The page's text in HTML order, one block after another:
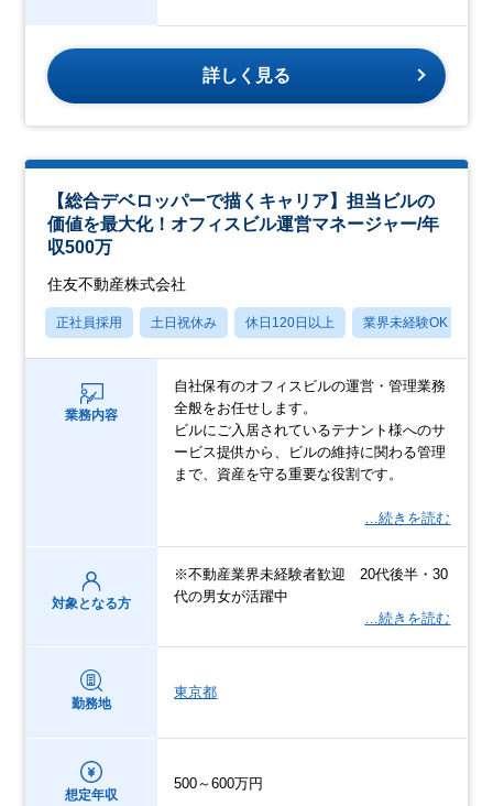
詳しく見る
【総合デベロッパーで描くキャリア】担当ビルの
価値を最大化！オフィスビル運営マネージャー/年
収500万
住友不動産株式会社
正社員採用 土日祝休み 休日120日以上 業界未経験OK
業務内容
自社保有のオフィスビルの運営・管理業務
全般をお任せします。
ビルにご入居されているテナント様へのサ
ービス提供から、ビルの維持に関わる管理
まで、資産を守る重要な役割です。
…続きを読む
対象となる方
※不動産業界未経験者歓迎 20代後半・30
代の男女が活躍中
…続きを読む
勤務地
東京都
想定年収
500～600万円